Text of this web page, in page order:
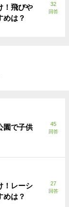
！飛びや
めは？
32
回答
園で子供
45
回答
！レーシ
めは？
27
回答